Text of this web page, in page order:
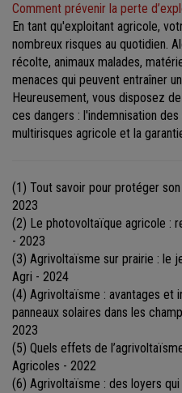
Comment prévenir la perte
En tant qu'exploitant agricole,
nombreux risques au quotidien.
récolte, animaux malades,
menaces qui peuvent entraîner
Heureusement, vous disposez
ces dangers : l'indemnisation
multirisques agricole et la
(1) Tout savoir pour protéger
2023
(2) Le photovoltaïque agricole :
- 2023
(3) Agrivoltaïsme sur prairie : le
Agri - 2024
(4) Agrivoltaïsme : avantages et
panneaux solaires dans les
2023
(5) Quels effets de
Agricoles - 2022
(6) Agrivoltaïsme : des loyers